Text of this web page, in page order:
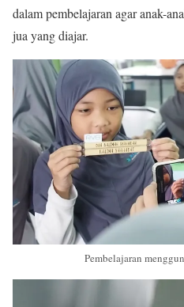
dalam pembelajaran agar anak-
jua yang diajar.
Pembelajaran